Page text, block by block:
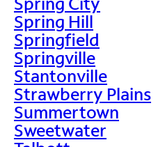
Spring Hill
Springfield
Springville
Stantonville
Strawberry Plains
Summertown
Sweetwater